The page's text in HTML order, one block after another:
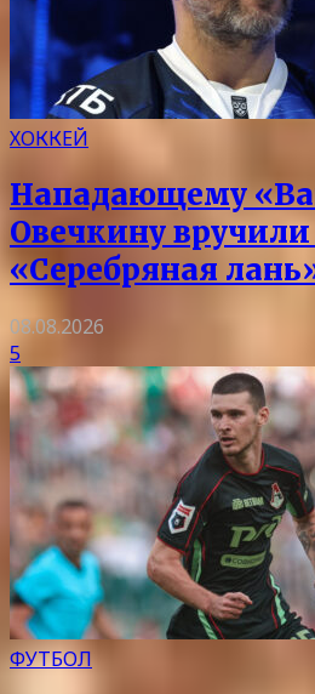
ХОККЕЙ
Нападающему
Овечкину вручили
«Серебряная
08.08.2026
5
ФУТБОЛ